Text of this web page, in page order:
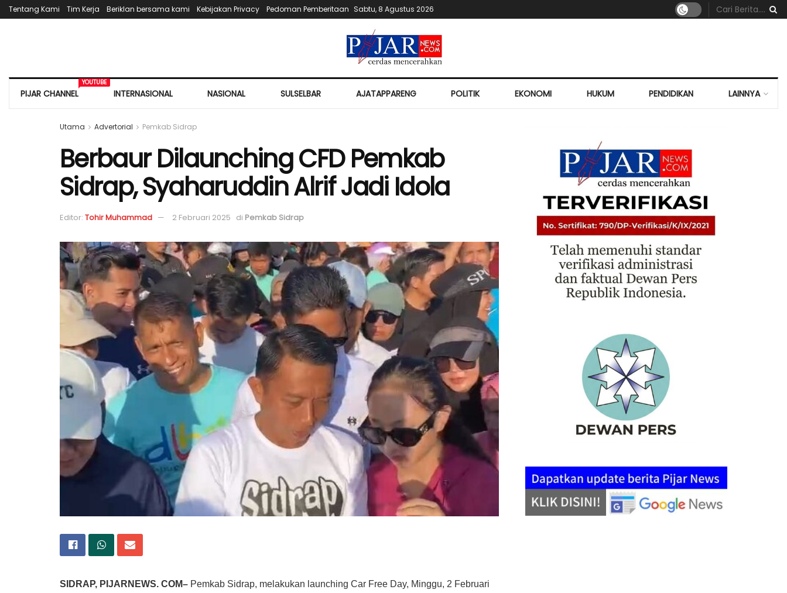
Tentang Kami Tim Kerja Beriklan bersama kami Kebijakan Privacy Pedoman Pemberitaan Sabtu, 8 Agustus 2026
PIJAR CHANNEL
YOUTUBE
INTERNASIONAL NASIONAL SULSELBAR AJATAPPARENG POLITIK EKONOMI HUKUM PENDIDIKAN LAINNYA
Utama Advertorial Pemkab Sidrap
Berbaur Dilaunching CFD Pemkab
Sidrap, Syaharuddin Alrif Jadi Idola
Editor: Tohir Muhammad 2 Februari 2025 di Pemkab Sidrap
SIDRAP, PIJARNEWS. COM– Pemkab Sidrap, melakukan launching Car Free Day, Minggu, 2 Februari